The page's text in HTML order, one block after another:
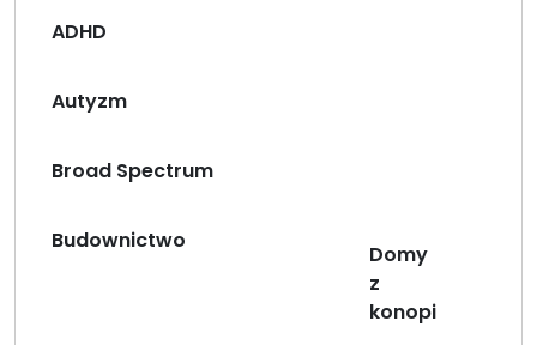
ADHD
Autyzm
Broad Spectrum
Budownictwo
Domy
z
konopi